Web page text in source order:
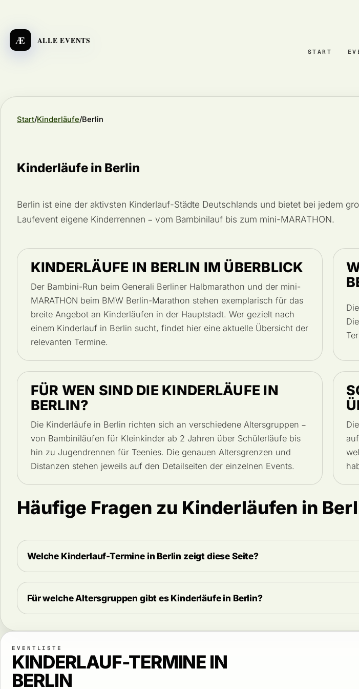
Æ ALLE EVENTS
START
Start Kinderläufe Berlin
Kinderläufe in Berlin
Berlin ist eine der aktivsten Kinderlauf-Städte Deutschlands und bietet bei jedem
Laufevent eigene Kinderrennen – vom Bambinilauf bis zum mini-MARATHON.
KINDERLÄUFE IN BERLIN IM ÜBERBLICK
Der Bambini-Run beim Generali Berliner Halbmarathon und der mini-
MARATHON beim BMW Berlin-Marathon stehen exemplarisch für das
breite Angebot an Kinderläufen in der Hauptstadt. Wer gezielt nach
einem Kinderlauf in Berlin sucht, findet hier eine aktuelle Übersicht der
relevanten Termine.
FÜR WEN SIND DIE KINDERLÄUFE IN
BERLIN?
Die Kinderläufe in Berlin richten sich an verschiedene Altersgruppen –
von Bambiniläufen für Kleinkinder ab 2 Jahren über Schülerläufe bis
hin zu Jugendrennen für Teenies. Die genauen Altersgrenzen und
Distanzen stehen jeweils auf den Detailseiten der einzelnen Events.
Häufige Fragen zu Kinderläufen in
Welche Kinderlauf-Termine in Berlin zeigt diese Seite?
Für welche Altersgruppen gibt es Kinderläufe in Berlin?
EVENTLISTE
KINDERLAUF-TERMINE IN
BERLIN